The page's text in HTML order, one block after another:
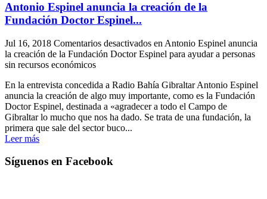
Antonio Espinel anuncia la creación de la
Fundación Doctor Espinel...
Jul 16, 2018 Comentarios desactivados en Antonio Espinel anuncia
la creación de la Fundación Doctor Espinel para ayudar a personas
sin recursos económicos
En la entrevista concedida a Radio Bahía Gibraltar Antonio Espinel
anuncia la creación de algo muy importante, como es la Fundación
Doctor Espinel, destinada a «agradecer a todo el Campo de
Gibraltar lo mucho que nos ha dado. Se trata de una fundación, la
primera que sale del sector buco...
Leer más
Síguenos en Facebook